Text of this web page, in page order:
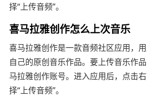
择“上传音频”。
喜马拉雅创作怎么上次音乐
喜马拉雅创作是一款音频社区应用，
自己的原创音乐作品。要上传音乐作
马拉雅创作账号。进入应用后，点击
择“上传音频”。